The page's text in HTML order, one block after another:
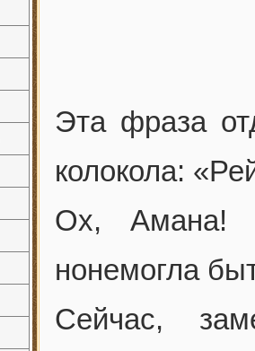
Эта фраза
колокола:
Ох, Амана!
нонемогла
Сейчас,